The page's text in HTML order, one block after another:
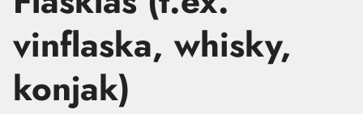
vinflaska, whisky,
konjak)